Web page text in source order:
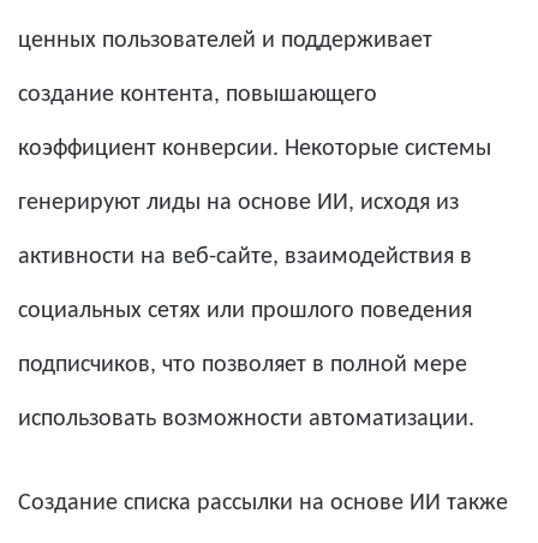
ценных пользователей и поддерживает
создание контента, повышающего
коэффициент конверсии. Некоторые системы
генерируют лиды на основе ИИ, исходя из
активности на веб-сайте, взаимодействия в
социальных сетях или прошлого поведения
подписчиков, что позволяет в полной мере
использовать возможности автоматизации.
Создание списка рассылки на основе ИИ также